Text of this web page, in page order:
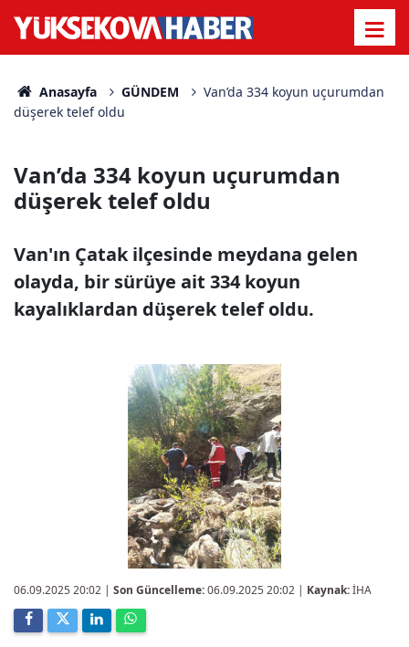
Anasayfa GÜNDEM
Van’da 334 koyun uçurumdan
düşerek telef oldu
Van’da 334 koyun uçurumdan
düşerek telef oldu
Van'ın Çatak ilçesinde meydana gelen
olayda, bir sürüye ait 334 koyun
kayalıklardan düşerek telef oldu.
06.09.2025 20:02 | Son Güncelleme:06.09.2025 20:02 | Kaynak:İHA